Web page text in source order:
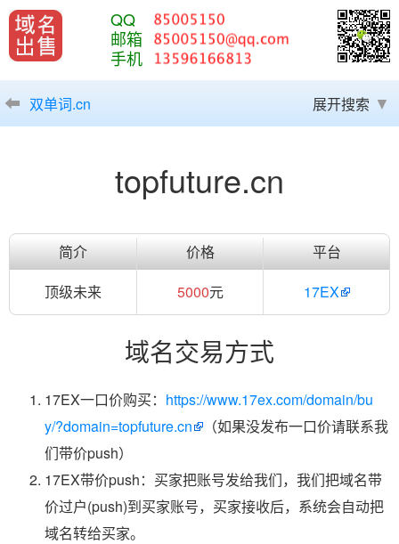
QQ
邮箱
手机
双单词.cn 展开搜索
topfuture.cn
简介 价格
平台
顶级未来
5000元 17EX
域名交易方式
17EX一口价购买： https://www.17ex.com/domain/bu
y/?domain=topfuture.cn
（如果没发布一口价请联系我
们带价push）
17EX带价push：买家把账号发给我们，我们把域名带
价过户(push)到买家账号，买家接收后，系统会自动把
域名转给买家。